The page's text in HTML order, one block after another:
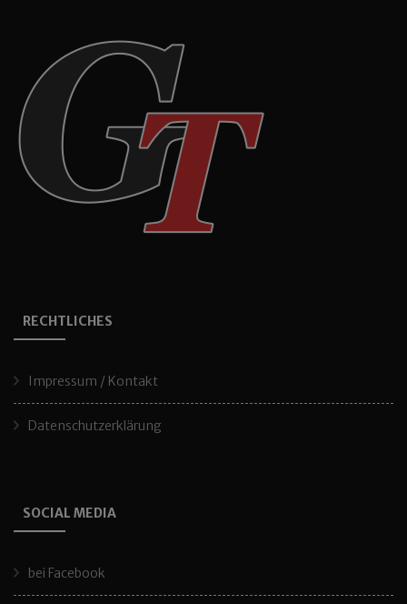
RECHTLICHES
Impressum / Kontakt
Datenschutzerklärung
SOCIAL MEDIA
bei Facebook